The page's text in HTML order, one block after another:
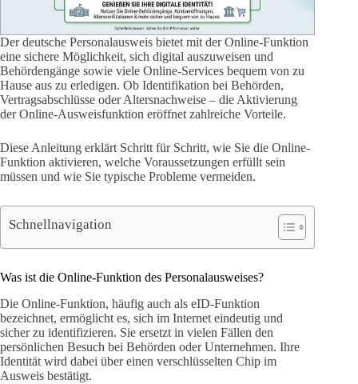
Der deutsche Personalausweis bietet mit der Online-Funktion
eine sichere Möglichkeit, sich digital auszuweisen und
Behördengänge sowie viele Online-Services bequem von zu
Hause aus zu erledigen. Ob Identifikation bei Behörden,
Vertragsabschlüsse oder Altersnachweise – die Aktivierung
der Online-Ausweisfunktion eröffnet zahlreiche Vorteile.
Diese Anleitung erklärt Schritt für Schritt, wie Sie die Online-
Funktion aktivieren, welche Voraussetzungen erfüllt sein
müssen und wie Sie typische Probleme vermeiden.
Schnellnavigation
Was ist die Online-Funktion des Personalausweises?
Die Online-Funktion, häufig auch als eID-Funktion
bezeichnet, ermöglicht es, sich im Internet eindeutig und
sicher zu identifizieren. Sie ersetzt in vielen Fällen den
persönlichen Besuch bei Behörden oder Unternehmen. Ihre
Identität wird dabei über einen verschlüsselten Chip im
Ausweis bestätigt.